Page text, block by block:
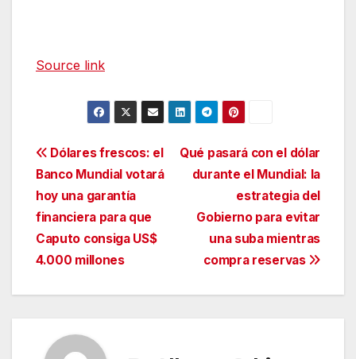
Source link
Navegación
de
entradas
Qué pasará con el dólar
durante el Mundial: la
estrategia del
Gobierno para evitar
una suba mientras
compra reservas
Dólares frescos: el
Banco Mundial votará
hoy una garantía
financiera para que
Caputo consiga US$
4.000 millones